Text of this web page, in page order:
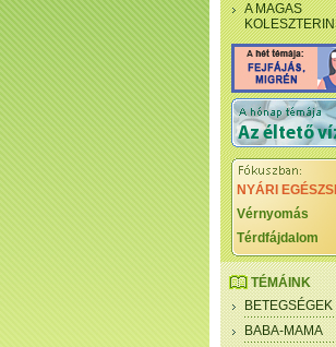
A MAGAS
NYÁRI
Vérnyomás
Térdfájdalom
TÉMÁINK
BETEGSÉGEK
BABA-MAMA